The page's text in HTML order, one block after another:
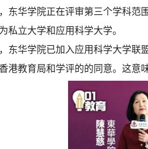
东华学院正在评审第三个学科范
私立大学和应用科学大学。
东华学院已加入应用科学大学联
港教育局和学评的的同意。这意